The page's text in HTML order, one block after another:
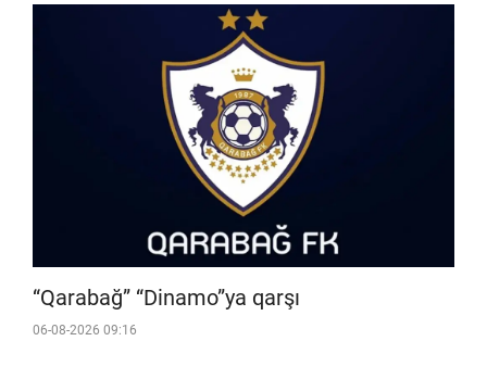
“Qarabağ” “Dinamo”ya qarşı
06-08-2026 09:16